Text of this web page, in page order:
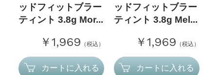
ッドフィットブラー
ティント 3.8g Mor...
￥1,969 （税込）
カートに入れる
ッドフィットブラー
ティント 3.8g Mel...
￥1,969 （税込）
カートに入れる